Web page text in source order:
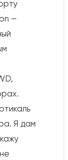
—
Я дам